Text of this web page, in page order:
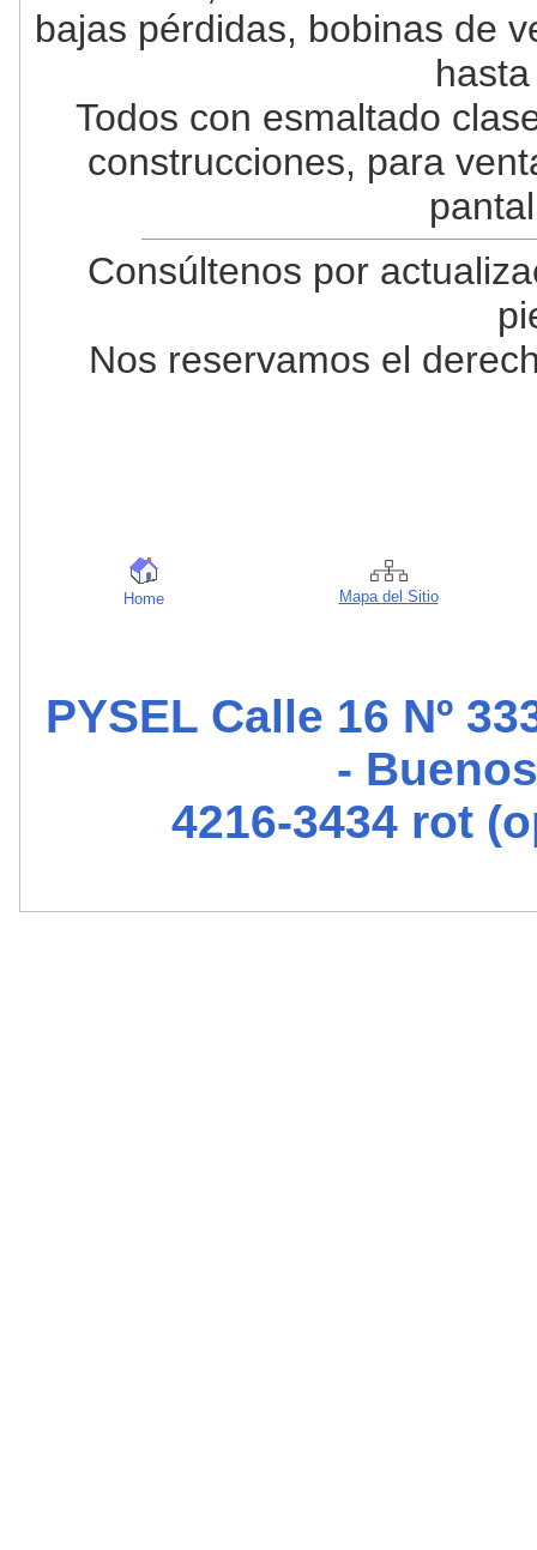
bajas pérdidas, bobinas de
Todos con esmaltado
construcciones, para
Consúltenos por
Nos reservamos el
Home Mapa del Sitio
PYSEL Calle 16 Nº
-
4216-3434 rot